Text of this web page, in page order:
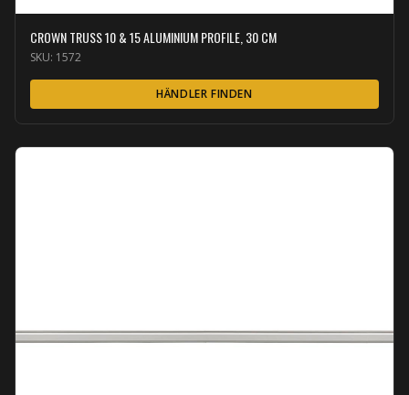
CROWN TRUSS 10 & 15 ALUMINIUM PROFILE, 30 CM
SKU: 1572
HÄNDLER FINDEN